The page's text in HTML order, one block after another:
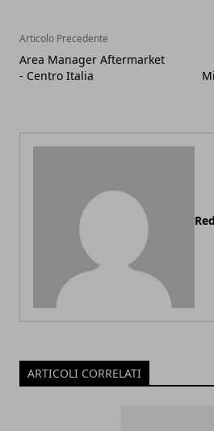
Articolo Precedente
Area Manager Aftermarket
- Centro Italia
ARTICOLI CORRELATI